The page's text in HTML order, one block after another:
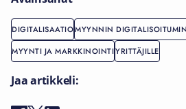
DIGITALISAATIOMYYNNIN
MYYNTI JA MARKKINOINTIYRITTÄJILLE
Jaa artikkeli: